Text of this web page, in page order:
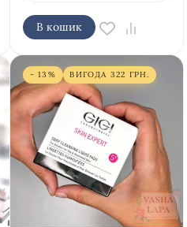
В кошик
- 13% ВИГОДА 322 ГРН.